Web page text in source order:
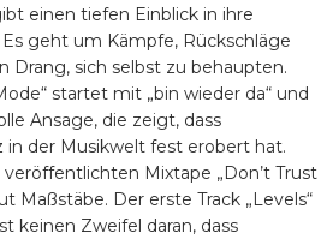
einen tiefen Einblick in ihre
geht um Kämpfe, Rückschläge
Drang, sich selbst zu behaupten.
startet mit „bin wieder da“ und
Ansage, die zeigt, dass
der Musikwelt fest erobert hat.
Mixtape „Don’t Trust
Maßstäbe. Der erste Track „Levels“
keinen Zweifel daran, dass